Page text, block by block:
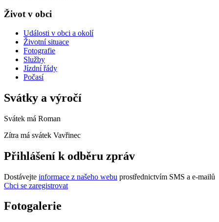
Život v obci
Události v obci a okolí
Životní situace
Fotografie
Služby
Jízdní řády
Počasí
Svátky a výročí
Svátek má Roman
Zítra má svátek Vavřinec
Přihlášení k odběru zpráv
Dostávejte informace z našeho webu prostřednictvím SMS a e-mailů
Chci se zaregistrovat
Fotogalerie